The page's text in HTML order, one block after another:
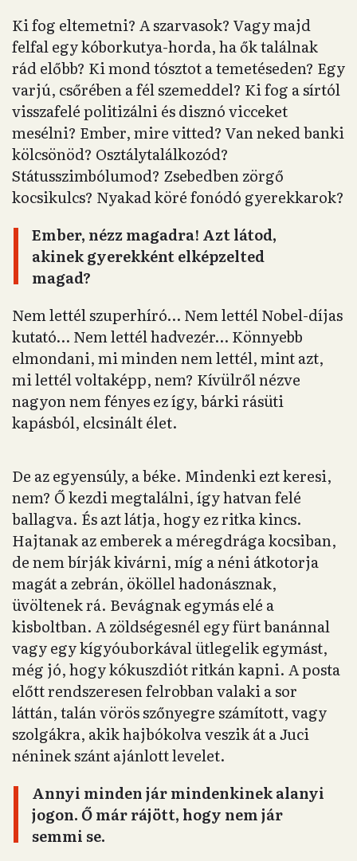
Ki fog eltemetni? A szarvasok? Vagy majd
felfal egy kóborkutya-horda, ha ők találnak
rád előbb? Ki mond tósztot a temetéseden? Egy
varjú, csőrében a fél szemeddel? Ki fog a sírtól
visszafelé politizálni és disznó vicceket
mesélni? Ember, mire vitted? Van neked banki
kölcsönöd? Osztálytalálkozód?
Státusszimbólumod? Zsebedben zörgő
kocsikulcs? Nyakad köré fonódó gyerekkarok?
Ember, nézz magadra! Azt látod,
akinek gyerekként elképzelted
magad?
Nem lettél szuperhíró… Nem lettél Nobel-díjas
kutató… Nem lettél hadvezér… Könnyebb
elmondani, mi minden nem lettél, mint azt,
mi lettél voltaképp, nem? Kívülről nézve
nagyon nem fényes ez így, bárki rásüti
kapásból, elcsinált élet.
De az egyensúly, a béke. Mindenki ezt keresi,
nem? Ő kezdi megtalálni, így hatvan felé
ballagva. És azt látja, hogy ez ritka kincs.
Hajtanak az emberek a méregdrága kocsiban,
de nem bírják kivárni, míg a néni átkotorja
magát a zebrán, ököllel hadonásznak,
üvöltenek rá. Bevágnak egymás elé a
kisboltban. A zöldségesnél egy fürt banánnal
vagy egy kígyóuborkával ütlegelik egymást,
még jó, hogy kókuszdiót ritkán kapni. A posta
előtt rendszeresen felrobban valaki a sor
láttán, talán vörös szőnyegre számított, vagy
szolgákra, akik hajbókolva veszik át a Juci
néninek szánt ajánlott levelet.
Annyi minden jár mindenkinek alanyi
jogon. Ő már rájött, hogy nem jár
semmi se.